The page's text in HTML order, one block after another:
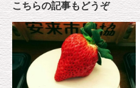
こちらの記事もどうぞ